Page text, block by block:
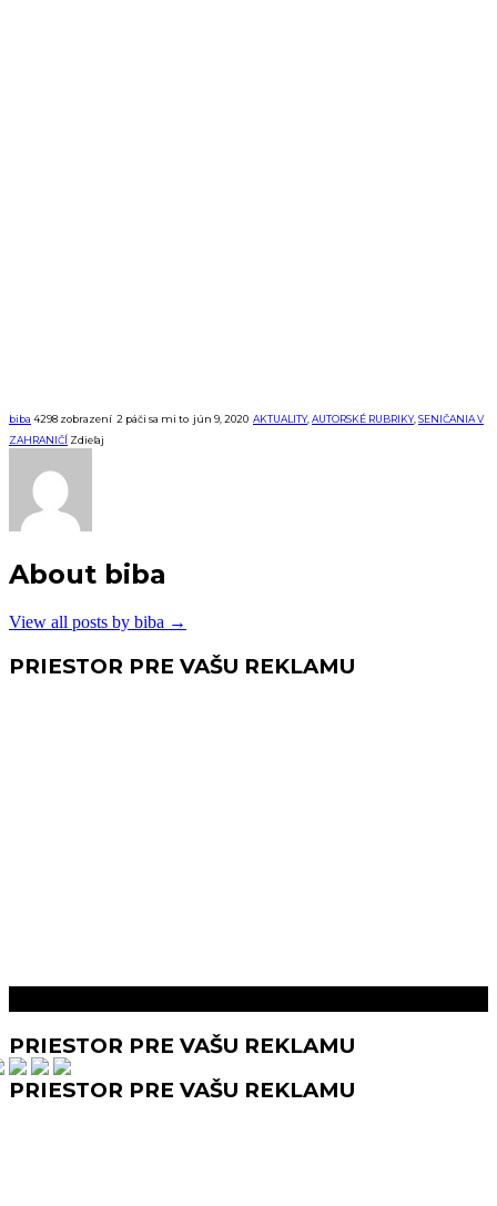
biba 4298 zobrazení 2 páči sa mi to jún 9, 2020 AKTUALITY, AUTORSKÉ RUBRIKY, SENIČANIA V
ZAHRANIČÍ Zdieľaj
About biba
View all posts by biba →
PRIESTOR PRE VAŠU REKLAMU
PRIESTOR PRE VAŠU REKLAMU
PRIESTOR PRE VAŠU REKLAMU